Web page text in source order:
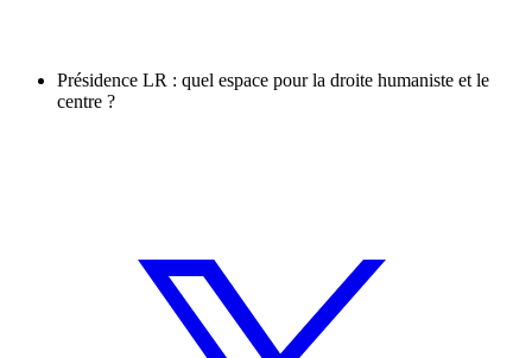
Présidence LR : quel espace pour la droite humaniste et le
centre ?